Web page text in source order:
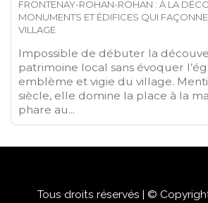
FRONTENAY-ROHAN-ROHAN : À LA
MONUMENTS ET ÉDIFICES QUI
VILLAGE
Impossible de débuter la
patrimoine local sans évoquer
emblème et vigie du village.
siècle, elle domine la place à la
phare au...
Tous droits réservés | ©